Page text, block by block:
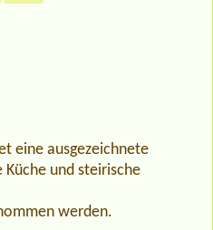
eine ausgezeichnete
und steirische
werden.